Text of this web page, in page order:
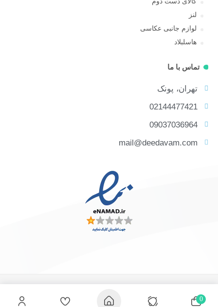
لنز
لوازم جانبی عکاسی
هاسلبلاد
تماس با ما
تهران، پونک
02144477421
09037036964
mail@deedavam.com
0